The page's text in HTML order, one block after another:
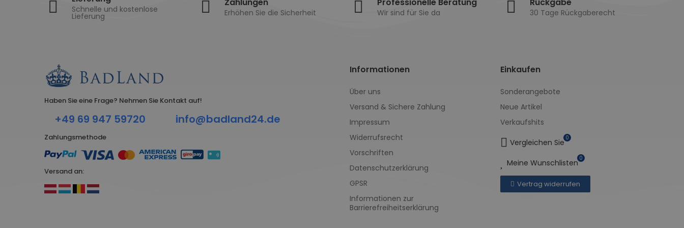
Schnelle und kostenlose
Lieferung Erhöhen Sie die Sicherheit Wir sind für Sie da 30 Tage Rückgaberecht
Haben Sie eine Frage? Nehmen Sie Kontakt auf!
+49 69 947 59720 info@badland24.de
Zahlungsmethode
Versand an:
Informationen
Über uns
Versand & Sichere Zahlung
Impressum
Widerrufsrecht
Vorschriften
Datenschutzerklärung
GPSR
Informationen zur
Barrierefreiheitserklärung
Einkaufen
Sonderangebote
Neue Artikel
Verkaufshits
Vergleichen Sie 0
Meine Wunschlisten 0
Vertrag widerrufen